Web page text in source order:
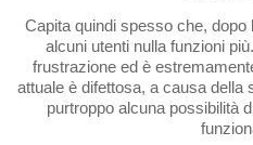
Capita quindi spesso che, dopo
alcuni utenti nulla funzioni
frustrazione ed è
attuale è difettosa, a causa della
purtroppo alcuna possibilità